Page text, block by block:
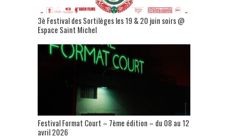
3è Festival des Sortilèges les 19 & 20 juin soirs @
Espace Saint Michel
Festival Format Court – 7ème édition – du 08 au 12
avril 2026